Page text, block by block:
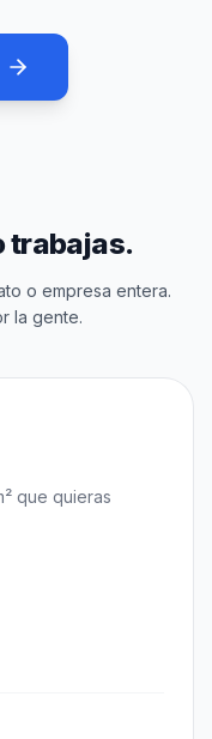
trabajas.
o empresa entera.
la gente.
que quieras